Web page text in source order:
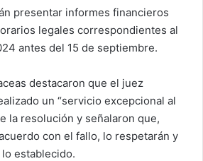
presentar informes financieros
legales correspondientes al
antes del 15 de septiembre.
destacaron que el juez
un “servicio excepcional al
la resolución y señalaron que,
con el fallo, lo respetarán y
establecido.